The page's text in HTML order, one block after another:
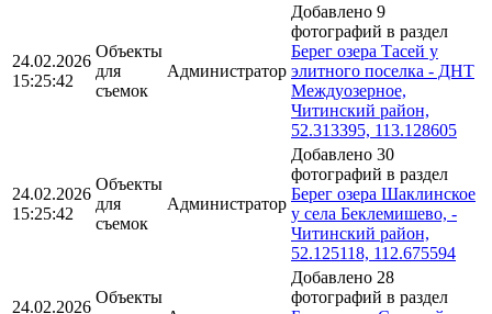
24.02.2026
15:25:42
Объекты
для
съемок
Администратор
Добавлено 9
фотографий в раздел
Берег озера Тасей у
элитного поселка - ДНТ
Междуозерное,
Читинский район,
52.313395, 113.128605
24.02.2026
15:25:42
Объекты
для
съемок
Администратор
Добавлено 30
фотографий в раздел
Берег озера Шаклинское
у села Беклемишево, -
Читинский район,
52.125118, 112.675594
24.02.2026
Объекты
Добавлено 28
фотографий в раздел